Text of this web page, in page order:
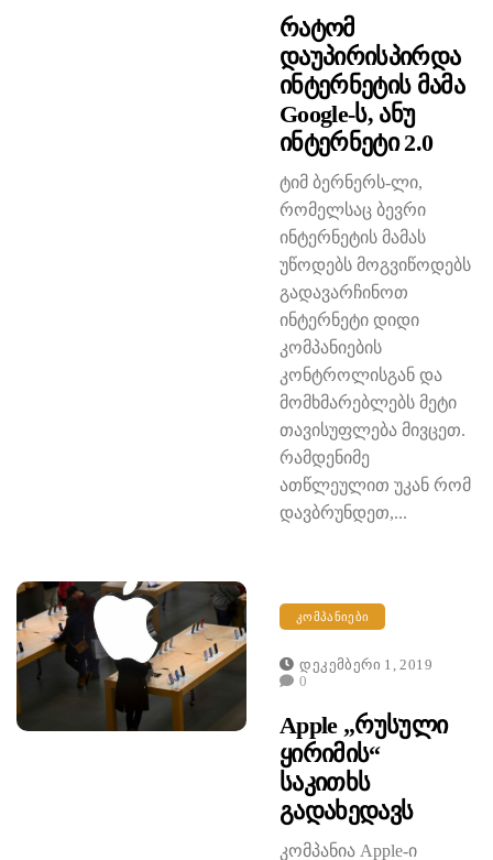
Რატომ
Დაუპირისპირდა
Ინტერნეტის Მამა
Google-Ს, Ანუ
Ინტერნეტი 2.0
ტიმ ბერნერს-ლი,
რომელსაც ბევრი
ინტერნეტის მამას
უწოდებს მოგვიწოდებს
გადავარჩინოთ
ინტერნეტი დიდი
კომპანიების
კონტროლისგან და
მომხმარებლებს მეტი
თავისუფლება მივცეთ.
რამდენიმე
ათწლეულით უკან რომ
დავბრუნდეთ,...
ᲙᲝᲛᲞᲐᲜᲘᲔᲑᲘ
Დეკემბერი 1, 2019
0
Apple „რუსული
Ყირიმის“
Საკითხს
Გადახედავს
კომპანია Apple-ი